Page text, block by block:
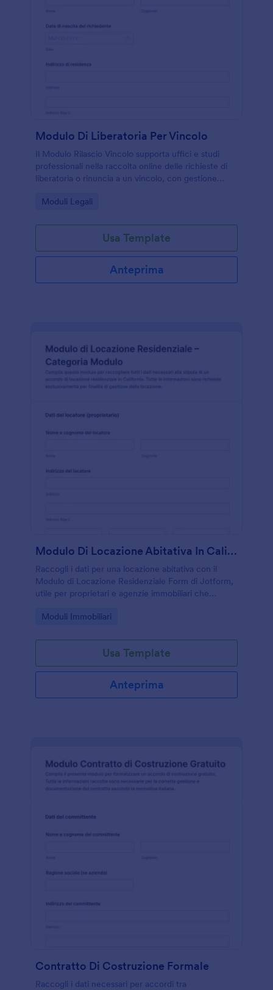
Modulo Di Liberatoria Per Vincolo
Il Modulo Rilascio Vincolo supporta uffici e studi
professionali nella raccolta online delle richieste di
liberatoria o rinuncia a un vincolo, con gestione
tracciabile.
Go to Category:
Moduli Legali
Usa Template
Anteprima
Modulo Di Locazione Abitativa In California
Raccogli i dati per una locazione abitativa con il
Modulo di Locazione Residenziale Form di Jotform,
utile per proprietari e agenzie immobiliari che
modulo online.
Go to Category:
Moduli Immobiliari
Usa Template
Anteprima
Contratto Di Costruzione Formale
Raccogli i dati necessari per accordi tra